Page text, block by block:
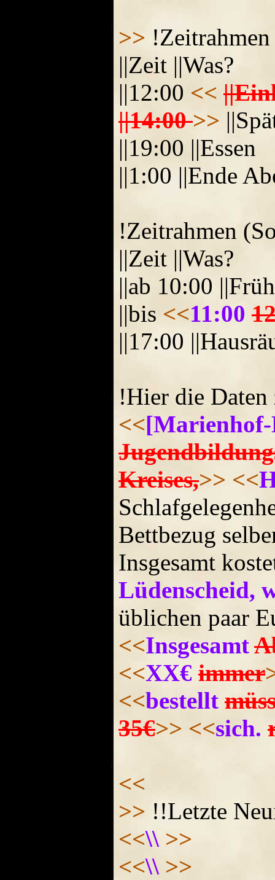
>>
||Zeit ||Was?
||12:00 <<
||14:00>>
||19:00 ||Essen
||1:00 ||Ende
!Zeitrahmen
||Zeit ||Was?
||ab 10:00
||bis <<11:00
||17:00
!Hier die
<<[Marienhof-
Kreises,>> <<
Bettbezug
Insgesamt
Lüdenscheid,
üblichen paar
<<Insgesamt
<<XX€ immer
<<bestellt
35€>> <<sich.
<<
>> !!Letzte
<<\\ >>
<<\\ >>